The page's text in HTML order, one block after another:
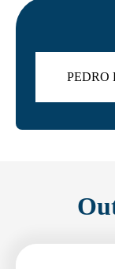
PEDRO